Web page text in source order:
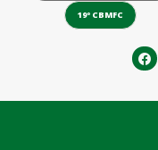
19º CBMFC